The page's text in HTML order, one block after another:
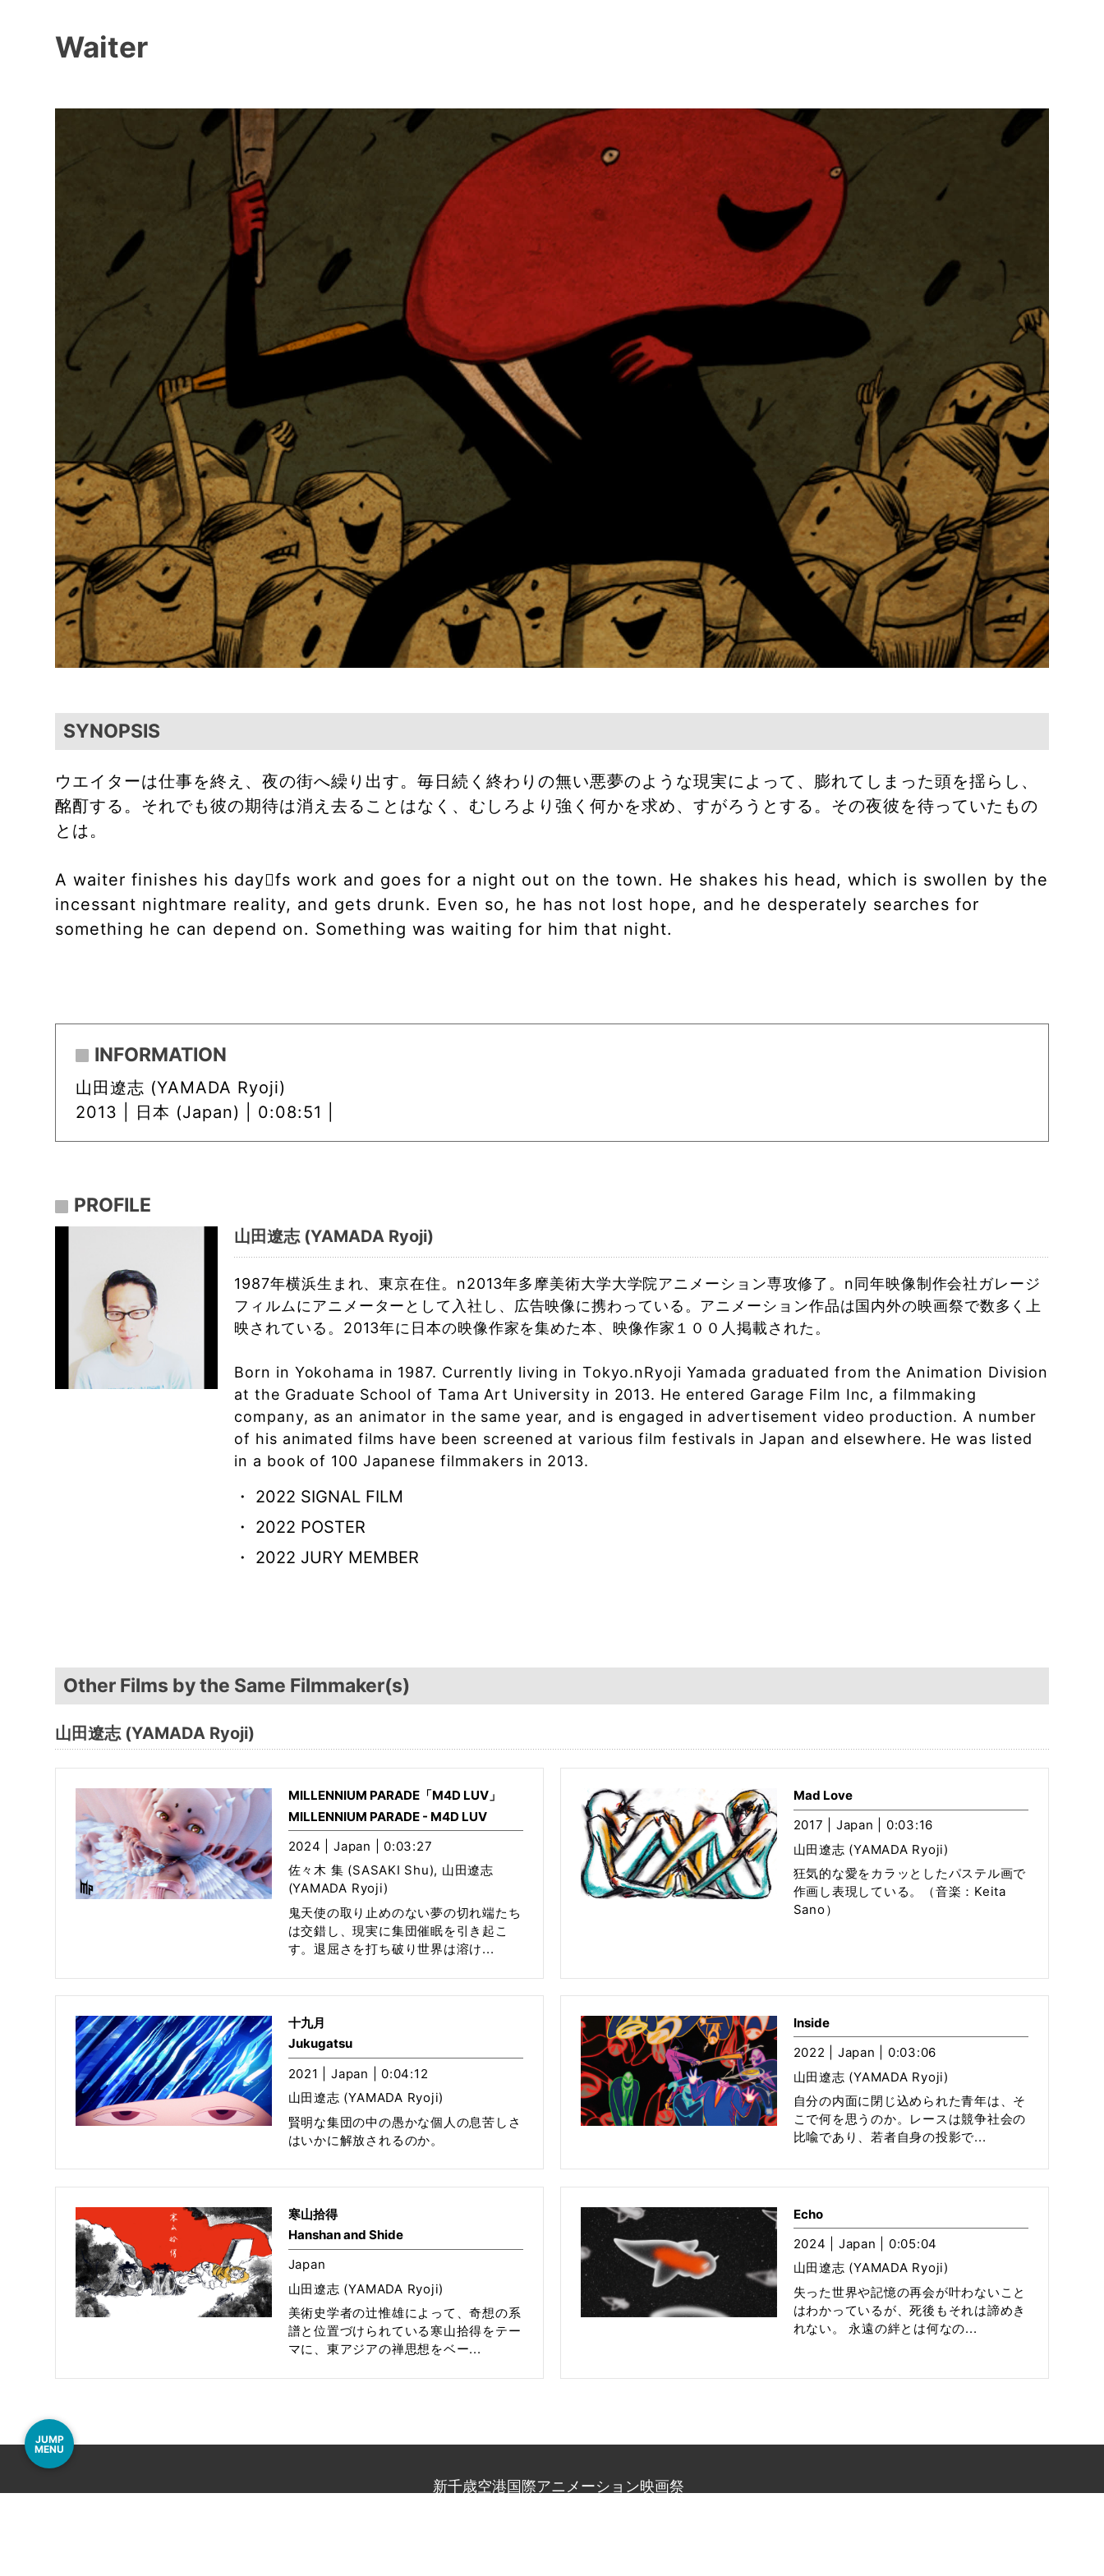
Waiter
SYNOPSIS
ウエイターは仕事を終え、夜の街へ繰り出す。毎日続く終わりの無い悪夢のような現実によって、膨れてしまった頭を揺らし、
酩酊する。それでも彼の期待は消え去ることはなく、むしろより強く何かを求め、すがろうとする。その夜彼を待っていたもの
とは。
A waiter finishes his dayfs work and goes for a night out on the town. He shakes his head, which is swollen by the
incessant nightmare reality, and gets drunk. Even so, he has not lost hope, and he desperately searches for
something he can depend on. Something was waiting for him that night.
INFORMATION
山田遼志 (YAMADA Ryoji)
2013 |
日本 (Japan) | 0:08:51 |
PROFILE
山田遼志 (YAMADA Ryoji)
1987年横浜生まれ、東京在住。n2013年多摩美術大学大学院アニメーション専攻修了。n同年映像制作会社ガレージ
フィルムにアニメーターとして入社し、広告映像に携わっている。アニメーション作品は国内外の映画祭で数多く上
映されている。2013年に日本の映像作家を集めた本、映像作家１００人掲載された。
Born in Yokohama in 1987. Currently living in Tokyo.nRyoji Yamada graduated from the Animation Division
at the Graduate School of Tama Art University in 2013. He entered Garage Film Inc, a filmmaking
company, as an animator in the same year, and is engaged in advertisement video production. A number
of his animated films have been screened at various film festivals in Japan and elsewhere. He was listed
in a book of 100 Japanese filmmakers in 2013.
・ 2022 SIGNAL FILM
・ 2022 POSTER
・ 2022 JURY MEMBER
Other Films by the Same Filmmaker(s)
山田遼志 (YAMADA Ryoji)
MILLENNIUM PARADE「M4D LUV」
MILLENNIUM PARADE - M4D LUV
2024 | Japan | 0:03:27
佐々木 集 (SASAKI Shu), 山田遼志
(YAMADA Ryoji)
鬼天使の取り止めのない夢の切れ端たち
は交錯し、現実に集団催眠を引き起こ
す。退屈さを打ち破り世界は溶け...
Mad Love
2017 | Japan | 0:03:16
山田遼志 (YAMADA Ryoji)
狂気的な愛をカラッとしたパステル画で
作画し表現している。（音楽：Keita
Sano）
十九月
Jukugatsu
2021 | Japan | 0:04:12
山田遼志 (YAMADA Ryoji)
賢明な集団の中の愚かな個人の息苦しさ
はいかに解放されるのか。
Inside
2022 | Japan | 0:03:06
山田遼志 (YAMADA Ryoji)
自分の内面に閉じ込められた青年は、そ
こで何を思うのか。レースは競争社会の
比喩であり、若者自身の投影で...
寒山拾得
Hanshan and Shide
Japan
山田遼志 (YAMADA Ryoji)
美術史学者の辻惟雄によって、奇想の系
譜と位置づけられている寒山拾得をテー
マに、東アジアの禅思想をベー...
Echo
2024 | Japan | 0:05:04
山田遼志 (YAMADA Ryoji)
失った世界や記憶の再会が叶わないこと
はわかっているが、死後もそれは諦めき
れない。 永遠の絆とは何なの...
新千歳空港国際アニメーション映画祭
JUMP
MENU